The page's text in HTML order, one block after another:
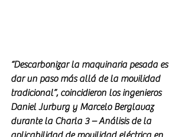
“Descarbonizar la maquinaria pesada es
dar un paso más allá de la movilidad
tradicional”, coincidieron los ingenieros
Daniel Jurburg y Marcelo Berglavaz
durante la Charla 3 – Análisis de la